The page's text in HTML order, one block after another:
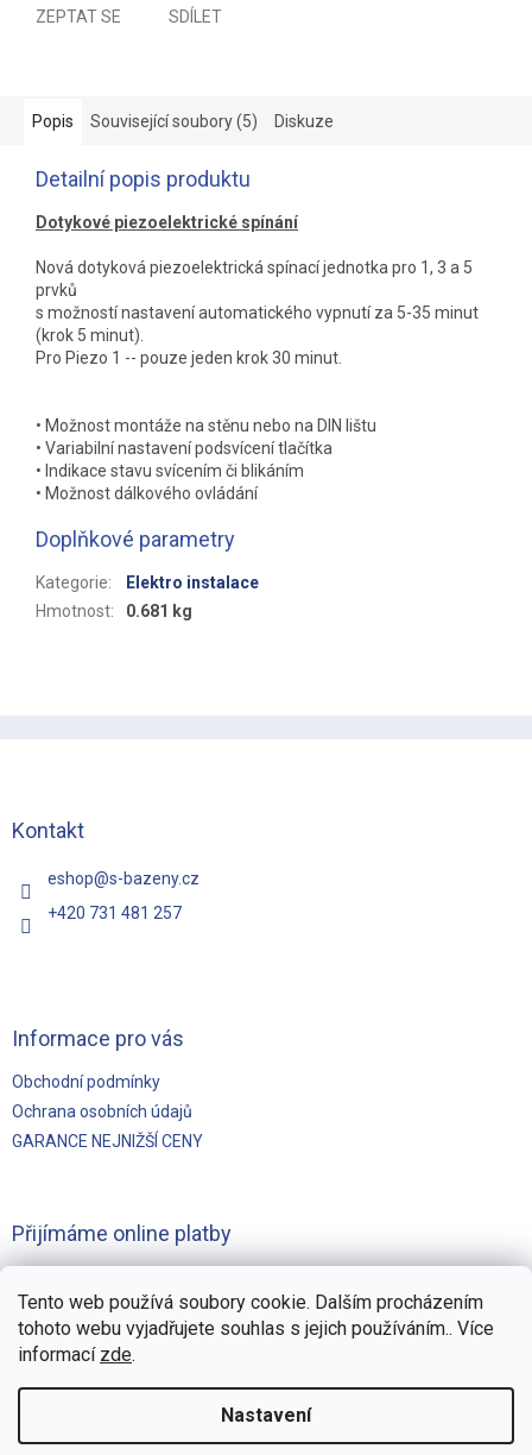
Tento web používá soubory cookie. Dalším procházením
tohoto webu vyjadřujete souhlas s jejich používáním.. Více
informací zde.
Nastavení
ZEPTAT SE SDÍLET
Popis Související soubory (5) Diskuze
Detailní popis produktu
Dotykové piezoelektrické spínání
Nová dotyková piezoelektrická spínací jednotka pro 1, 3 a 5
prvků
s možností nastavení automatického vypnutí za 5-35 minut
(krok 5 minut).
Pro Piezo 1 -- pouze jeden krok 30 minut.
• Možnost montáže na stěnu nebo na DIN lištu
• Variabilní nastavení podsvícení tlačítka
• Indikace stavu svícením či blikáním
• Možnost dálkového ovládání
Doplňkové parametry
Kategorie:
Elektro instalace
Hmotnost: 0.681 kg
Kontakt
eshop@s-bazeny.cz
+420 731 481 257
Informace pro vás
Obchodní podmínky
Ochrana osobních údajů
GARANCE NEJNIŽŠÍ CENY
Přijímáme online platby